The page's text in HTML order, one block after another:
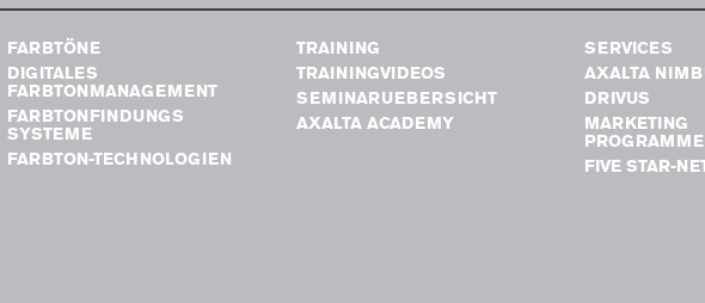
FARBTÖNE
DIGITALES
FARBTONMANAGEMENT
FARBTONFINDUNGS
SYSTEME
FARBTON-TECHNOLOGIEN
TRAINING
TRAININGVIDEOS
SEMINARUEBERSICHT
AXALTA ACADEMY
SERVICES
AXALTA
DRIVUS
MARKETING
FIVE STAR-